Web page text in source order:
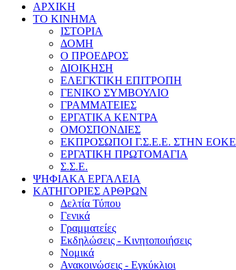
ΑΡΧΙΚΗ
ΤΟ ΚΙΝΗΜΑ
ΙΣΤΟΡΙΑ
ΔΟΜΗ
Ο ΠΡΟΕΔΡΟΣ
ΔΙΟΙΚΗΣΗ
ΕΛΕΓΚΤΙΚΗ ΕΠΙΤΡΟΠΗ
ΓΕΝΙΚΟ ΣΥΜΒΟΥΛΙΟ
ΓΡΑΜΜΑΤΕΙΕΣ
ΕΡΓΑΤΙΚΑ ΚΕΝΤΡΑ
ΟΜΟΣΠΟΝΔΙΕΣ
ΕΚΠΡΟΣΩΠΟΙ Γ.Σ.Ε.Ε. ΣΤΗΝ ΕΟΚΕ
ΕΡΓΑΤΙΚΗ ΠΡΩΤΟΜΑΓΙΑ
Σ.Σ.Ε.
ΨΗΦΙΑΚΑ ΕΡΓΑΛΕΙΑ
ΚΑΤΗΓΟΡΙΕΣ ΑΡΘΡΩΝ
Δελτία Τύπου
Γενικά
Γραμματείες
Εκδηλώσεις - Κινητοποιήσεις
Νομικά
Ανακοινώσεις - Εγκύκλιοι